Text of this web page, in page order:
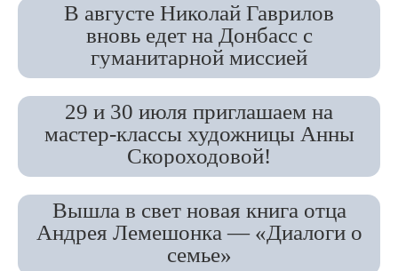
В августе Николай Гаврилов
вновь едет на Донбасс с
гуманитарной миссией
29 и 30 июля приглашаем на
мастер-классы художницы Анны
Скороходовой!
Вышла в свет новая книга отца
Андрея Лемешонка — «Диалоги о
семье»